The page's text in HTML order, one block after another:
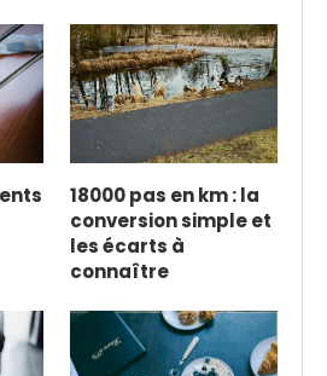
18000 pas en km : la
conversion simple et
les écarts à
connaître